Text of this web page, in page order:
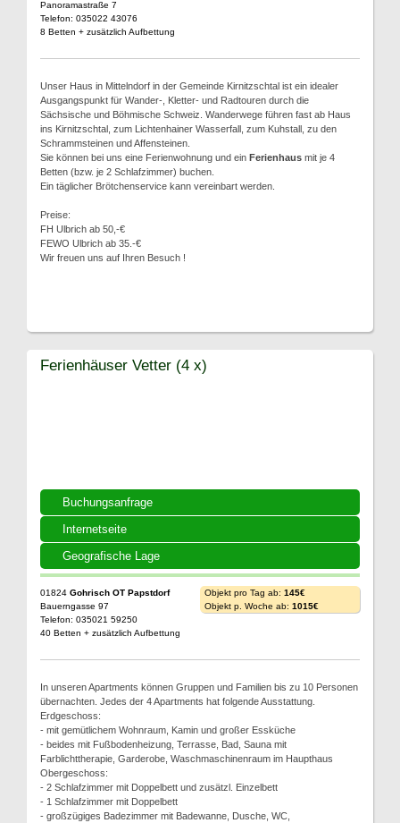
Panoramastraße 7
Telefon: 035022 43076
8 Betten + zusätzlich Aufbettung
Unser Haus in Mittelndorf in der Gemeinde Kirnitzschtal ist ein idealer
Ausgangspunkt für Wander-, Kletter- und Radtouren durch die
Sächsische und Böhmische Schweiz. Wanderwege führen fast ab Haus
ins Kirnitzschtal, zum Lichtenhainer Wasserfall, zum Kuhstall, zu den
Schrammsteinen und Affensteinen.
Sie können bei uns eine Ferienwohnung und ein Ferienhaus mit je 4
Betten (bzw. je 2 Schlafzimmer) buchen.
Ein täglicher Brötchenservice kann vereinbart werden.
Preise:
FH Ulbrich ab 50,-€
FEWO Ulbrich ab 35.-€
Wir freuen uns auf Ihren Besuch !
Buchungsanfrage
Internetseite
Geografische Lage
Ferienhäuser Vetter (4 x)
01824 Gohrisch OT Papstdorf
Bauerngasse 97
Telefon: 035021 59250
40 Betten + zusätzlich Aufbettung
Objekt pro Tag ab: 145€
Objekt p. Woche ab: 1015€
In unseren Apartments können Gruppen und Familien bis zu 10 Personen
übernachten. Jedes der 4 Apartments hat folgende Ausstattung.
Erdgeschoss:
- mit gemütlichem Wohnraum, Kamin und großer Essküche
- beides mit Fußbodenheizung, Terrasse, Bad, Sauna mit
Farblichttherapie, Garderobe, Waschmaschinenraum im Haupthaus
Obergeschoss:
- 2 Schlafzimmer mit Doppelbett und zusätzl. Einzelbett
- 1 Schlafzimmer mit Doppelbett
- großzügiges Badezimmer mit Badewanne, Dusche, WC,